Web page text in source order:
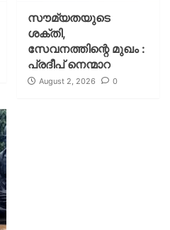
സൗമ്യതയുടെ
ശക്തി,
സേവനത്തിന്റെ മുഖം :
പ്രദീപ് നെന്മാറ
August 2, 2026 0